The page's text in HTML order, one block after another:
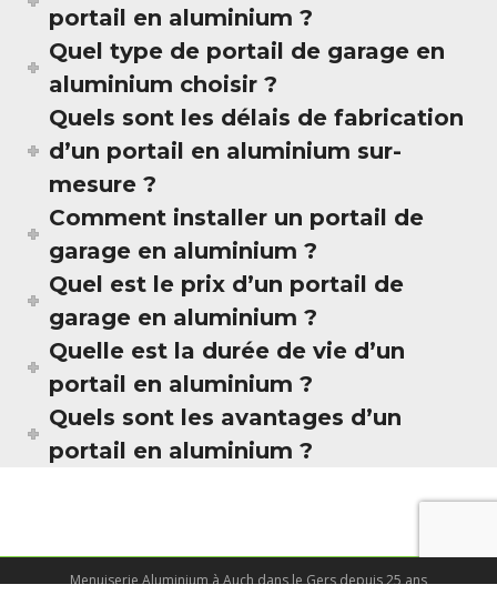
portail en aluminium ?
Quel type de portail de garage en
aluminium choisir ?
Quels sont les délais de fabrication
d’un portail en aluminium sur-
mesure ?
Comment installer un portail de
garage en aluminium ?
Quel est le prix d’un portail de
garage en aluminium ?
Quelle est la durée de vie d’un
portail en aluminium ?
Quels sont les avantages d’un
portail en aluminium ?
Menuiserie Aluminium à Auch dans le Gers depuis 25 ans